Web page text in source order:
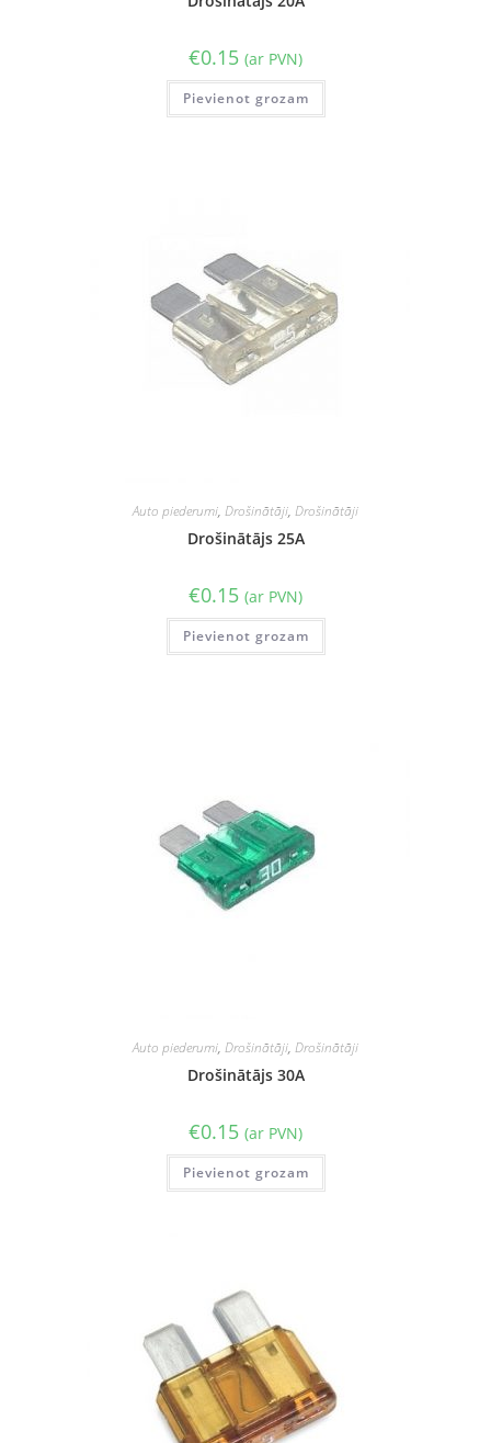
€0.15 (ar PVN)
Pievienot grozam
Auto piederumi, Drošinātāji, Drošinātāji
Drošinātājs 25A
€0.15 (ar PVN)
Pievienot grozam
Auto piederumi, Drošinātāji, Drošinātāji
Drošinātājs 30A
€0.15 (ar PVN)
Pievienot grozam